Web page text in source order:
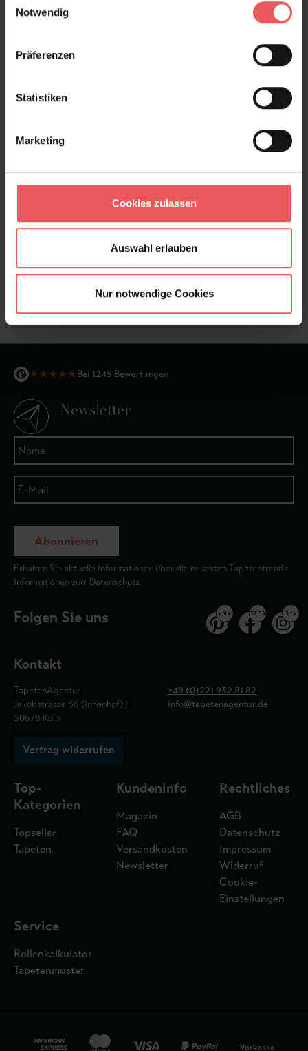
Notwendig
Präferenzen
Statistiken
Marketing
Cookies zulassen
Auswahl erlauben
Nur notwendige Cookies
★★★★★Bei 1245 Bewertungen
Newsletter
Abonnieren
Erhalten Sie aktuelle Informationen über die neuesten Tapetentrends.
Informationen zum Datenschutz.
Folgen Sie uns 4,9 k 32,5 k 3,1 k
Kontakt
TapetenAgentur
Jakobstrasse 66 (Innenhof) |
50678 Köln
+49 (0)221 932 81 82
info@tapetenagentur.de
Vertrag widerrufen
Top-
Kategorien
Topseller
Tapeten
Kundeninfo
Magazin
FAQ
Versandkosten
Newsletter
Rechtliches
AGB
Datenschutz
Impressum
Widerruf
Cookie-
Einstellungen
Service
Rollenkalkulator
Tapetenmuster